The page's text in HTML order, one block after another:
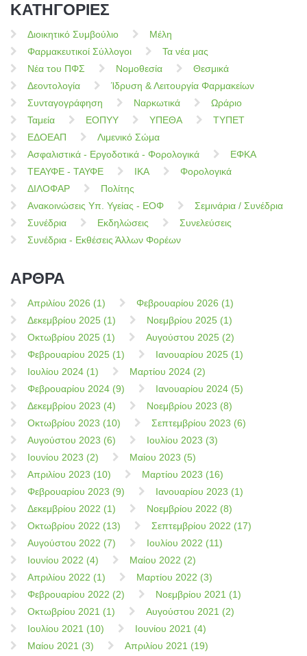
ΚΑΤΗΓΟΡΙΕΣ
Διοικητικό Συμβούλιο
Μέλη
Φαρμακευτικοί Σύλλογοι
Τα νέα μας
Νέα του ΠΦΣ
Νομοθεσία
Θεσμικά
Δεοντολογία
Ίδρυση & Λειτουργία Φαρμακείων
Συνταγογράφηση
Ναρκωτικά
Ωράριο
Ταμεία
ΕΟΠΥΥ ΥΠΕΘΑ
ΤΥΠΕΤ
ΕΔΟΕΑΠ
Λιμενικό Σώμα
Ασφαλιστικά - Εργοδοτικά - Φορολογικά
ΕΦΚΑ
ΤΕΑΥΦΕ - ΤΑΥΦΕ
ΙΚΑ
Φορολογικά
ΔΙΛΟΦΑΡ
Πολίτης
Ανακοινώσεις Υπ. Υγείας - ΕΟΦ
Σεμινάρια / Συνέδρια
Συνέδρια
Εκδηλώσεις
Συνελεύσεις
Συνέδρια - Εκθέσεις Άλλων Φορέων
ΑΡΘΡΑ
Απριλίου 2026 (1)
Φεβρουαρίου 2026 (1)
Δεκεμβρίου 2025 (1)
Νοεμβρίου 2025 (1)
Οκτωβρίου 2025 (1)
Αυγούστου 2025 (2)
Φεβρουαρίου 2025 (1)
Ιανουαρίου 2025 (1)
Ιουλίου 2024 (1)
Μαρτίου 2024 (2)
Φεβρουαρίου 2024 (9)
Ιανουαρίου 2024 (5)
Δεκεμβρίου 2023 (4)
Νοεμβρίου 2023 (8)
Οκτωβρίου 2023 (10)
Σεπτεμβρίου 2023 (6)
Αυγούστου 2023 (6)
Ιουλίου 2023 (3)
Ιουνίου 2023 (2)
Μαίου 2023 (5)
Απριλίου 2023 (10)
Μαρτίου 2023 (16)
Φεβρουαρίου 2023 (9)
Ιανουαρίου 2023 (1)
Δεκεμβρίου 2022 (1)
Νοεμβρίου 2022 (8)
Οκτωβρίου 2022 (13)
Σεπτεμβρίου 2022 (17)
Αυγούστου 2022 (7)
Ιουλίου 2022 (11)
Ιουνίου 2022 (4)
Μαίου 2022 (2)
Απριλίου 2022 (1)
Μαρτίου 2022 (3)
Φεβρουαρίου 2022 (2)
Νοεμβρίου 2021 (1)
Οκτωβρίου 2021 (1)
Αυγούστου 2021 (2)
Ιουλίου 2021 (10)
Ιουνίου 2021 (4)
Μαίου 2021 (3)
Απριλίου 2021 (19)